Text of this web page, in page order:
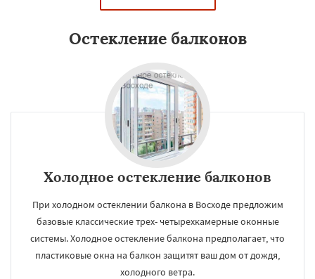
Остекление балконов
Холодное остекление балконов
При холодном остеклении балкона в Восходе предложим
базовые классические трех- четырехкамерные оконные
системы. Холодное остекление балкона предполагает, что
пластиковые окна на балкон защитят ваш дом от дождя,
холодного ветра.